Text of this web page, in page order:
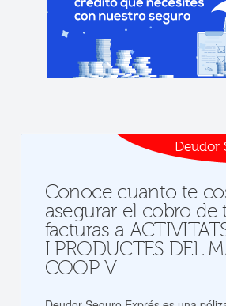
Deudor
Conoce cuanto te
asegurar el cobro de
facturas a
I PRODUCTES DEL
COOP V